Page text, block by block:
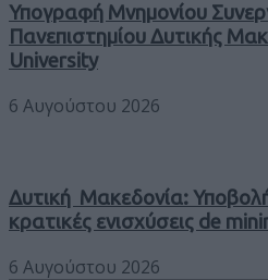
Υπογραφή Μνημονίου
Πανεπιστημίου Δυτικής
University
6 Αυγούστου 2026
Δυτική Μακεδονία:
κρατικές ενισχύσεις de
6 Αυγούστου 2026